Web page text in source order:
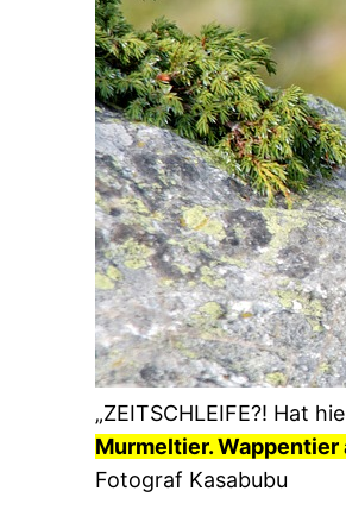
„ZEITSCHLEIFE?! Hat
Murmeltier.
Fotograf Kasabubu